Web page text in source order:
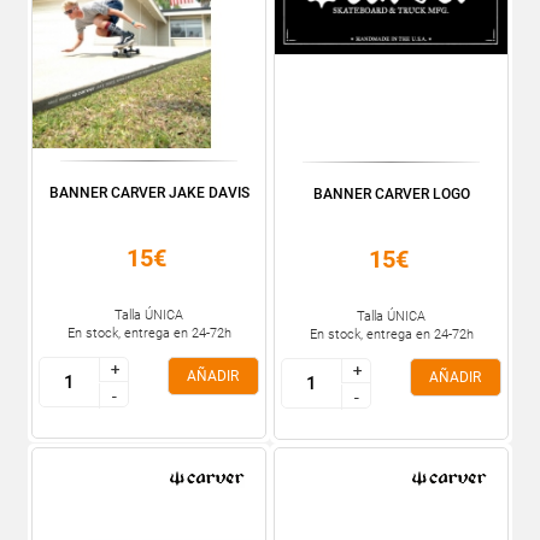
BANNER CARVER JAKE DAVIS
15€
Talla ÚNICA
En stock, entrega en 24-72h
+
-
+
-
AÑADIR
BANNER CARVER LOGO
15€
Talla ÚNICA
En stock, entrega en 24-72h
+
-
+
-
AÑADIR